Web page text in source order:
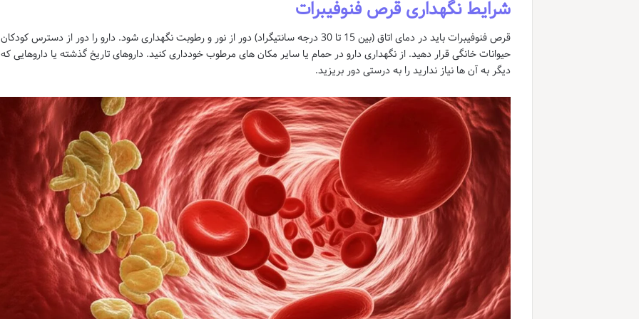
شرایط نگهداری قرص فنوفیبرات
قرص فنوفیبرات باید در دمای اتاق (بین 15 تا 30 درجه سانتیگراد) دور از نور و رطوبت نگهداری شود. دارو را دور از دسترس
حیوانات خانگی قرار دهید. از نگهداری دارو در حمام یا سایر مکان های مرطوب خودداری کنید. داروهای تاریخ گذشته یا داروهایی که
دیگر به آن ها نیاز ندارید را به درستی دور بریزید.